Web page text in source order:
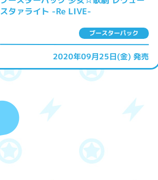
スタァライト -Re LIVE-
ブースターパック
2020年09月25日(金) 発売